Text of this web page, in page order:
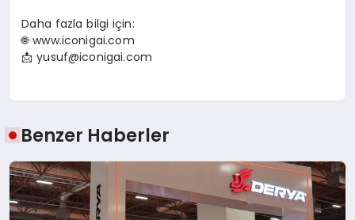
Daha fazla bilgi için:
🌐 www.iconigai.com
📩yusuf@iconigai.com
Benzer Haberler